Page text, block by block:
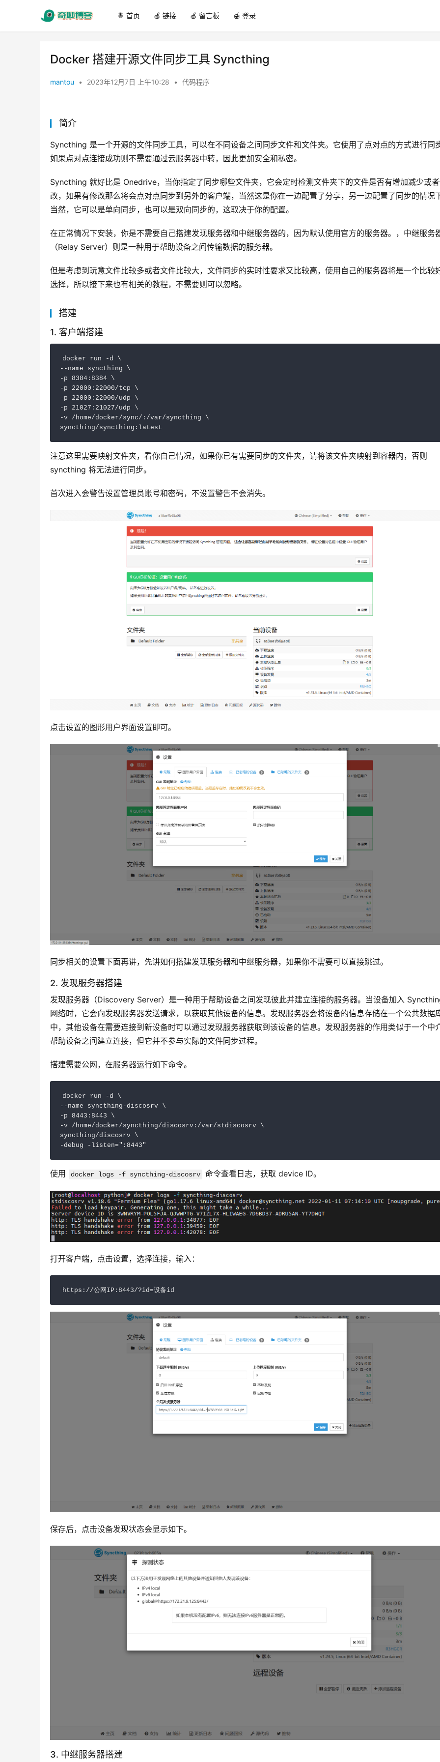
🍍 首页 🍏 链接 🍏 留言板 🍯 登录
Docker 搭建开源文件同步工具 Syncthing
mantou • 2023年12月7日 上午10:28 • 代码程序
简介
Syncthing 是一个开源的文件同步工具，可以在不同设备之间同步文件和文件夹。它使用了点对点的方式进行同
如果点对点连接成功则不需要通过云服务器中转，因此更加安全和私密。
Syncthing 就好比是 Onedrive，当你指定了同步哪些文件夹，它会定时检测文件夹下的文件是否有增加减少或
改，如果有修改那么将会点对点同步到另外的客户端，当然这是你在一边配置了分享，另一边配置了同步的情况
当然，它可以是单向同步，也可以是双向同步的，这取决于你的配置。
在正常情况下安装，你是不需要自己搭建发现服务器和中继服务器的，因为默认使用官方的服务器。，中继服务
（Relay Server）则是一种用于帮助设备之间传输数据的服务器。
但是考虑到玩意文件比较多或者文件比较大，文件同步的实时性要求又比较高，使用自己的服务器将是一个比较
选择，所以接下来也有相关的教程，不需要则可以忽略。
搭建
1. 客户端搭建
docker run -d \
--name syncthing \
-p 8384:8384 \
-p 22000:22000/tcp \
-p 22000:22000/udp \
-p 21027:21027/udp \
-v /home/docker/sync/:/var/syncthing \
注意这里需要映射文件夹，看你自己情况，如果你已有需要同步的文件夹，请将该文件夹映射到容器内，否则
syncthing 将无法进行同步。
首次进入会警告设置管理员账号和密码，不设置警告不会消失。
点击设置的图形用户界面设置即可。
同步相关的设置下面再讲，先讲如何搭建发现服务器和中继服务器，如果你不需要可以直接跳过。
2. 发现服务器搭建
发现服务器（Discovery Server）是一种用于帮助设备之间发现彼此并建立连接的服务器。当设备加入
网络时，它会向发现服务器发送请求，以获取其他设备的信息。发现服务器会将设备的信息存储在一个公共数据
中，其他设备在需要连接到新设备时可以通过发现服务器获取到该设备的信息。发现服务器的作用类似于一个中
帮助设备之间建立连接，但它并不参与实际的文件同步过程。
搭建需要公网，在服务器运行如下命令。
docker run -d \
--name syncthing-discosrv \
-p 8443:8443 \
-v /home/docker/syncthing/discosrv:/var/stdiscosrv \
syncthing/discosrv \
使用 docker logs -f syncthing-discosrv 命令查看日志，获取 device ID。
打开客户端，点击设置，选择连接，输入：
保存后，点击设备发现状态会显示如下。
3. 中继服务器搭建